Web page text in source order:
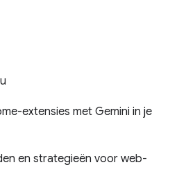
extensies met Gemini in je
en strategieën voor web-